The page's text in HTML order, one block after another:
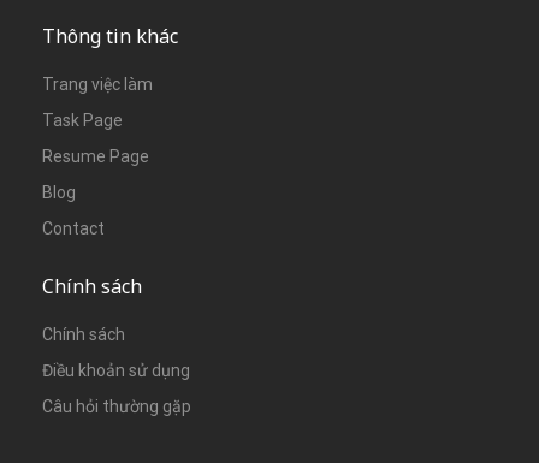
Thông tin khác
Trang việc làm
Task Page
Resume Page
Blog
Contact
Chính sách
Chính sách
Điều khoản sử dụng
Câu hỏi thường gặp